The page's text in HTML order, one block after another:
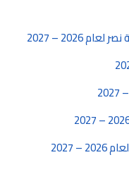
– 2027
2027